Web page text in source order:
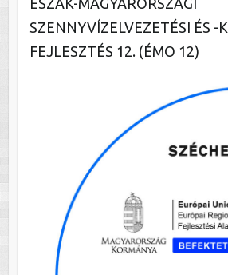
SZENNYVÍZELVEZETÉSI ÉS -
FEJLESZTÉS 12. (ÉMO 12)